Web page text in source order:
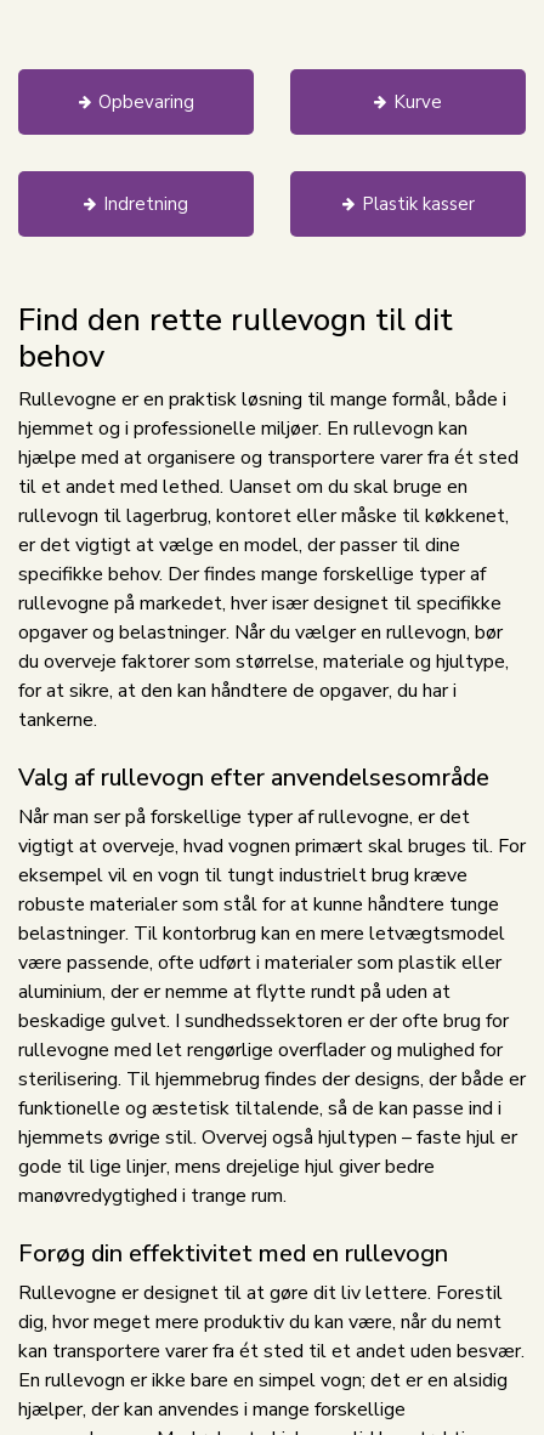
Opbevaring Kurve
Indretning Plastik kasser
Find den rette rullevogn til dit
behov
Rullevogne er en praktisk løsning til mange formål, både i
hjemmet og i professionelle miljøer. En rullevogn kan
hjælpe med at organisere og transportere varer fra ét sted
til et andet med lethed. Uanset om du skal bruge en
rullevogn til lagerbrug, kontoret eller måske til køkkenet,
er det vigtigt at vælge en model, der passer til dine
specifikke behov. Der findes mange forskellige typer af
rullevogne på markedet, hver især designet til specifikke
opgaver og belastninger. Når du vælger en rullevogn, bør
du overveje faktorer som størrelse, materiale og hjultype,
for at sikre, at den kan håndtere de opgaver, du har i
tankerne.
Valg af rullevogn efter anvendelsesområde
Når man ser på forskellige typer af rullevogne, er det
vigtigt at overveje, hvad vognen primært skal bruges til. For
eksempel vil en vogn til tungt industrielt brug kræve
robuste materialer som stål for at kunne håndtere tunge
belastninger. Til kontorbrug kan en mere letvægtsmodel
være passende, ofte udført i materialer som plastik eller
aluminium, der er nemme at flytte rundt på uden at
beskadige gulvet. I sundhedssektoren er der ofte brug for
rullevogne med let rengørlige overflader og mulighed for
sterilisering. Til hjemmebrug findes der designs, der både er
funktionelle og æstetisk tiltalende, så de kan passe ind i
hjemmets øvrige stil. Overvej også hjultypen – faste hjul er
gode til lige linjer, mens drejelige hjul giver bedre
manøvredygtighed i trange rum.
Forøg din effektivitet med en rullevogn
Rullevogne er designet til at gøre dit liv lettere. Forestil
dig, hvor meget mere produktiv du kan være, når du nemt
kan transportere varer fra ét sted til et andet uden besvær.
En rullevogn er ikke bare en simpel vogn; det er en alsidig
hjælper, der kan anvendes i mange forskellige